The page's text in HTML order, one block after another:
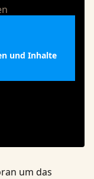
und Inhalte
um das